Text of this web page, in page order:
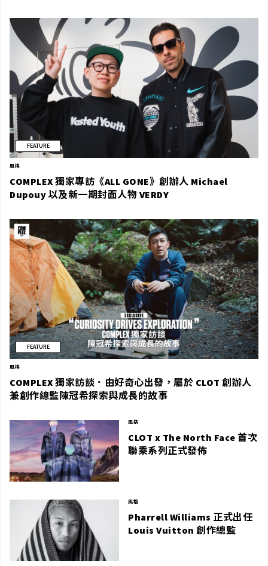
FEATURE
風格
COMPLEX 獨家專訪《ALL GONE》創辦人 Michael
Dupouy 以及新一期封面人物 VERDY
FEATURE
風格
COMPLEX 獨家訪談．由好奇心出發，屬於 CLOT 創辦人
兼創作總監陳冠希探索與成長的故事
風格
CLOT x The North Face 首次
聯乘系列正式發佈
風格
Pharrell Williams 正式出任
Louis Vuitton 創作總監